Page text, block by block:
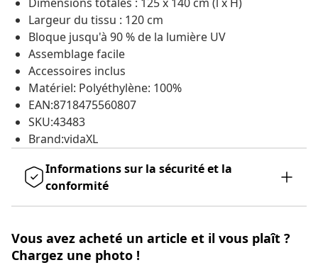
Largeur du tissu : 120 cm
Bloque jusqu'à 90 % de la lumière UV
Assemblage facile
Accessoires inclus
Matériel: Polyéthylène: 100%
EAN:8718475560807
SKU:43483
Brand:vidaXL
Informations sur la sécurité et la
conformité
Vous avez acheté un article et il vous plaît ?
Chargez une photo !